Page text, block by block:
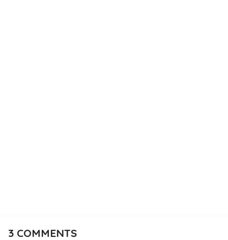
3COMMENTS